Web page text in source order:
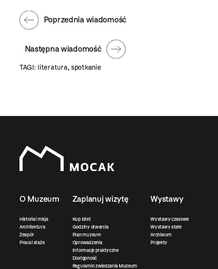
Następna wiadomość
Poprzednia wiadomość
TAGI: literatura, spotkanie
O Muzeum
Historia i misja
Architektura
Zespół
Praca i staże
Zaplanuj wizytę
Kup bilet
Godziny otwarcia
Plan muzeum
Oprowadzenia
Informacje praktyczne
Dostępność
Regulamin zwiedzania Muzeum
Wystawy
Wystawy czasowe
Wystawy stałe
Archiwum
Projekty